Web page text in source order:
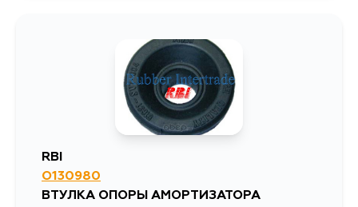
988
990
RBI
O130980
ВТУЛКА ОПОРЫ АМОРТИЗАТОРА